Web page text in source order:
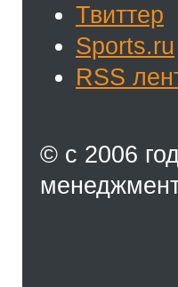
Твиттер
Sports.ru
RSS
© с 2006